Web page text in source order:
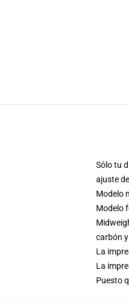
Sólo tu
ajuste
Modelo
Modelo
carbón
La
La
Puesto